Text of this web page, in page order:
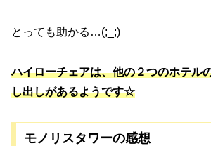
とっても助かる…(;_;)
ハイローチェアは、他の２つのホテル
し出しがあるようです☆
モノリスタワーの感想